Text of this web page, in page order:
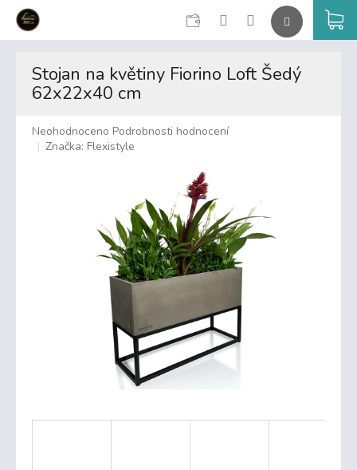
CZK
Stojan na květiny Fiorino Loft Šedý
62x22x40 cm
Průměrné
hodnocení
Neohodnoceno Podrobnosti hodnocení
Značka: Flexistyle